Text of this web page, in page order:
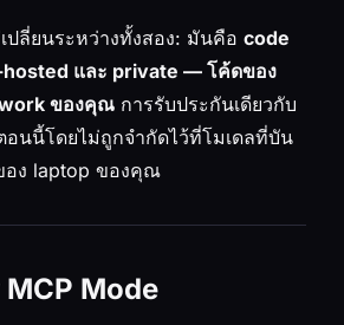
ลี่ยนระหว่างทั้งสอง: มันคือ code
และ private — โค้ดของ
ของคุณ การรับประกันเดียวกับ
นนี้โดยไม่ถูกจำกัดไว้ที่โมเดลที่บัน
อง laptop ของคุณ
Mode